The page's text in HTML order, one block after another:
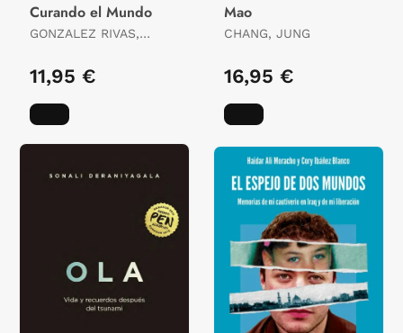
Curando el Mundo
GONZALEZ RIVAS,
11,95 €
Mao
CHANG, JUNG
16,95 €